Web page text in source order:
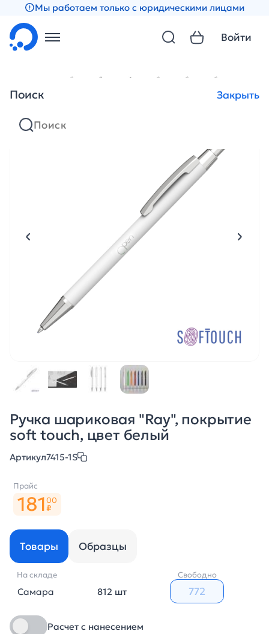
Мы работаем только с юридическими лицами
Поиск Закрыть
Войти
Ручка шариковая "Ray", покрытие
soft touch, цвет белый
Артикул7415-1S
Прайс
18100
₽
Товары Образцы
На складе
Самара 812 шт
Свободно
Расчет с нанесением